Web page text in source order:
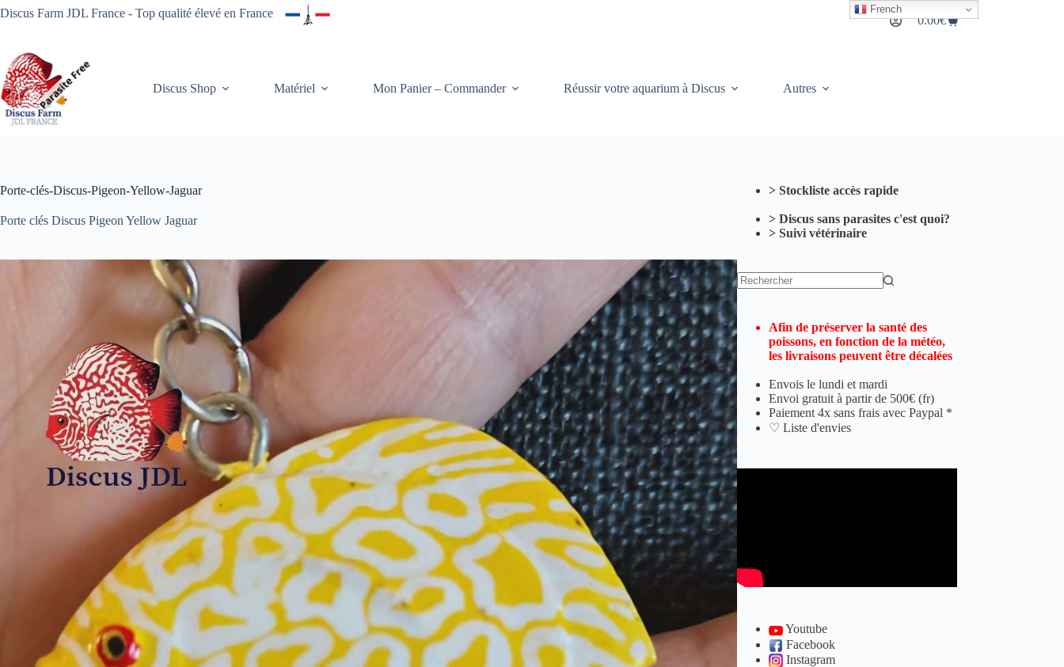
Passer
au
Discus Farm JDL France - Top qualité élevé en France
Panier
0.00€
Discus Shop Matériel Mon Panier – Commander Réussir votre aquarium à Discus Autres
Porte-clés-Discus-Pigeon-Yellow-Jaguar
Porte clés Discus Pigeon Yellow Jaguar
> Stockliste accès rapide
> Discus sans parasites c'est quoi?
> Suivi vétérinaire
Afin de préserver la santé des
poissons, en fonction de la météo,
les livraisons peuvent être décalées
Envois le lundi et mardi
Envoi gratuit à partir de 500€ (fr)
Paiement 4x sans frais avec Paypal *
♡ Liste d'envies
Youtube
Facebook
Instagram
French